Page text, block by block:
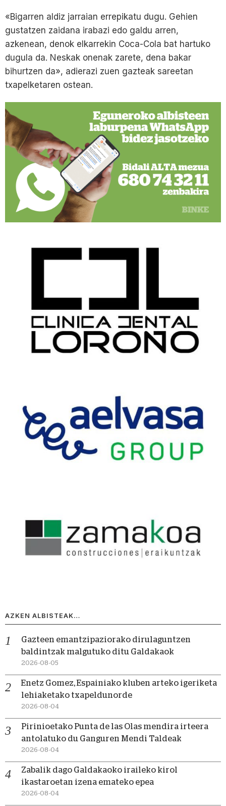
«Bigarren aldiz jarraian errepikatu dugu. Gehien
gustatzen zaidana irabazi edo galdu arren,
azkenean, denok elkarrekin Coca-Cola bat hartuko
dugula da. Neskak onenak zarete, dena bakar
bihurtzen da», adierazi zuen gazteak sareetan
txapelketaren ostean.
AZKEN ALBISTEAK…
Gazteen emantzipaziorako dirulaguntzen
baldintzak malgutuko ditu Galdakaok
2026-08-05
Enetz Gomez, Espainiako kluben arteko igeriketa
lehiaketako txapeldunorde
2026-08-04
Pirinioetako Punta de las Olas mendira irteera
antolatuko du Ganguren Mendi Taldeak
2026-08-04
Zabalik dago Galdakaoko iraileko kirol
ikastaroetan izena emateko epea
2026-08-04